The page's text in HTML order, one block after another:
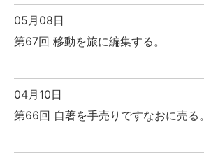
05月08日
第67回 移動を旅に編集する。
04月10日
第66回 自著を手売りですなおに売る。